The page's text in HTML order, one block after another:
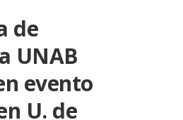
de
UNAB
evento
U. de